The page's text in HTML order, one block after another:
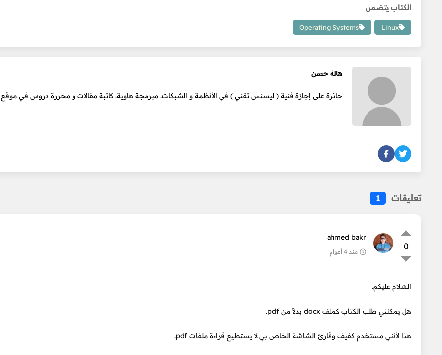
الكتاب يتضمن
Linux
Operating Systems
هالة حسن
حائزة على إجازة فنية ( ليسنس تقني ) في الأنظمة و الشبكات. مبرمجة هاوية. كاتبة مقالات و محررة دروس في
تعليقات 1
0
ahmed bakr
منذ 4 أعوام
السَلام عليكم.
هل يمكنني طلب الكتاب كملف docx بدلاً من pdf.
هذا لأنني مستخدم كفيف وقارئ الشاشة الخاص بي لا يستطيع قراءة ملفات pdf.